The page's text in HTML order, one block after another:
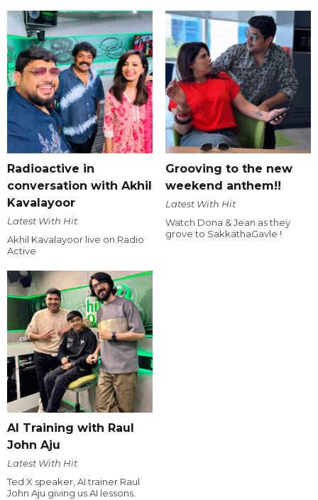
Radioactive in
conversation with Akhil
Kavalayoor
Latest With Hit
Akhil Kavalayoor live on Radio
Active
Grooving to the new
weekend anthem!!
Latest With Hit
Watch Dona & Jean as they
grove to SakkathaGavle !
AI Training with Raul
John Aju
Latest With Hit
Ted X speaker, AI trainer Raul
John Aju giving us AI lessons.